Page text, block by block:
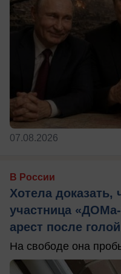
07.08.2026
В России
Хотела доказать,
участница
арест после
На свободе она